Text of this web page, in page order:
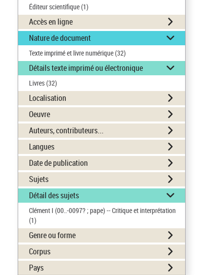
Éditeur scientifique(1)
Accès en ligne
Nature de document
Texte imprimé et livre numérique(32)
Détails texte imprimé ou électronique
Livres(32)
Localisation
Oeuvre
Auteurs, contributeurs...
Langues
Date de publication
Sujets
Détail des sujets
Clément I (00..-0097? ; pape) -- Critique et interprétation
(1)
Genre ou forme
Corpus
Pays